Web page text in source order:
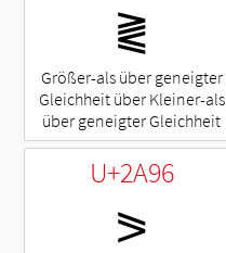
⪔
Größer-als über geneigter
Gleichheit über Kleiner-als
über geneigter Gleichheit
U+2A96
⪖